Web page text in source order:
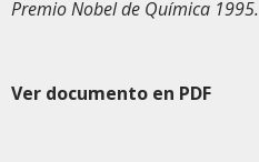
Premio Nobel de Química 1995.
Ver documento en PDF